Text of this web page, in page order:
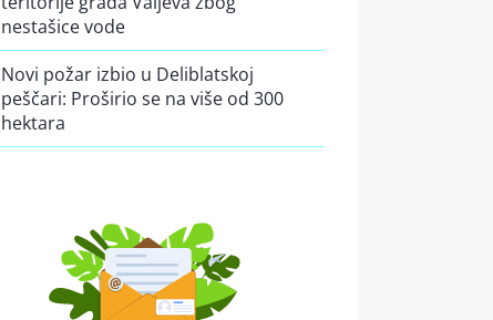
nestašice vode
Novi požar izbio u Deliblatskoj
peščari: Proširio se na više od 300
hektara